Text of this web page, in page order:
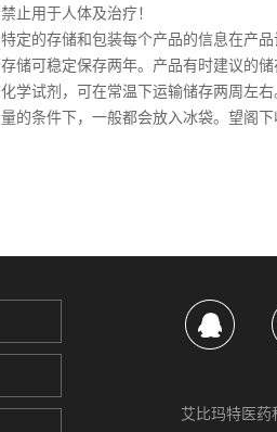
禁止用于人体及治疗！
特定的存储和包装每个产品的信息在产
存储可稳定保存两年。产品有时建议的
化学试剂，可在常温下运输储存两周左
量的条件下，一般都会放入冰袋。望阁
艾比玛特医药